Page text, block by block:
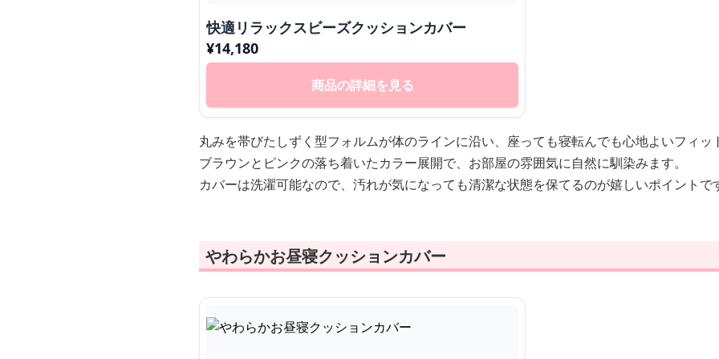
快適リラックスビーズクッションカバー
¥14,180
商品の詳細を見る
丸みを帯びたしずく型フォルムが体のラインに沿い、座っても寝転んでも心地よいフィッ
ブラウンとピンクの落ち着いたカラー展開で、お部屋の雰囲気に自然に馴染みます。
カバーは洗濯可能なので、汚れが気になっても清潔な状態を保てるのが嬉しいポイントで
やわらかお昼寝クッションカバー